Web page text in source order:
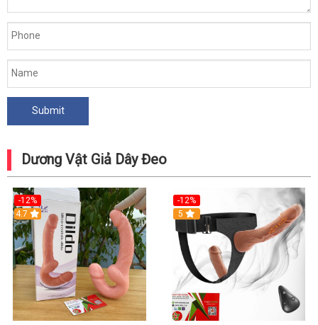
Dương Vật Giả Dây Đeo
-12%
4.7
-12%
5